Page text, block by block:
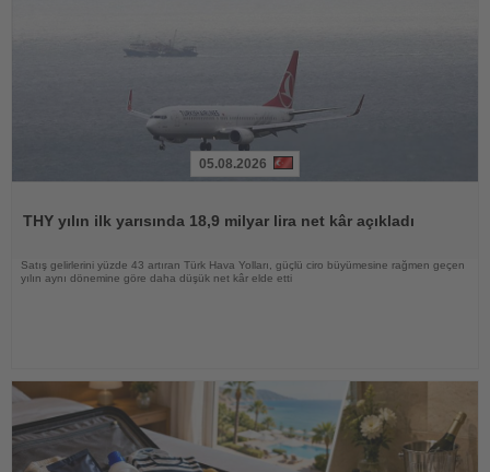
05.08.2026
THY yılın ilk yarısında 18,9 milyar lira net kâr açıkladı
Satış gelirlerini yüzde 43 artıran Türk Hava Yolları, güçlü ciro büyümesine rağmen geçen
yılın aynı dönemine göre daha düşük net kâr elde etti